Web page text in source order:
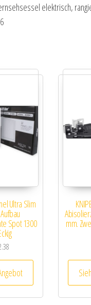
elektrisch,
Ultra Slim
Spot 1300 mm.